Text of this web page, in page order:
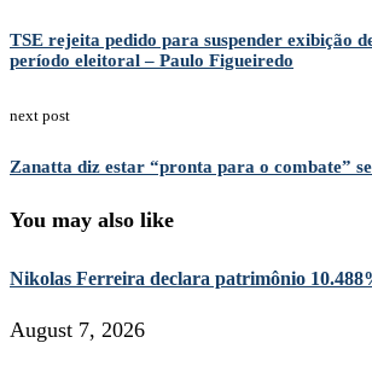
TSE rejeita pedido para suspender exibição
período eleitoral – Paulo Figueiredo
next post
Zanatta diz estar “pronta para o combate”
You may also like
Nikolas Ferreira declara patrimônio
August 7, 2026